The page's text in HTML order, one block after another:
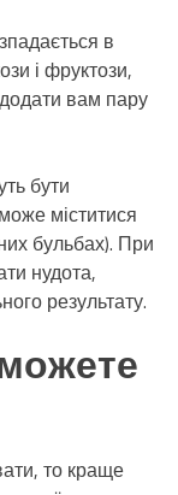
в
і фруктози,
вам пару
бути
міститися
бульбах). При
нудота,
результату.
то краще